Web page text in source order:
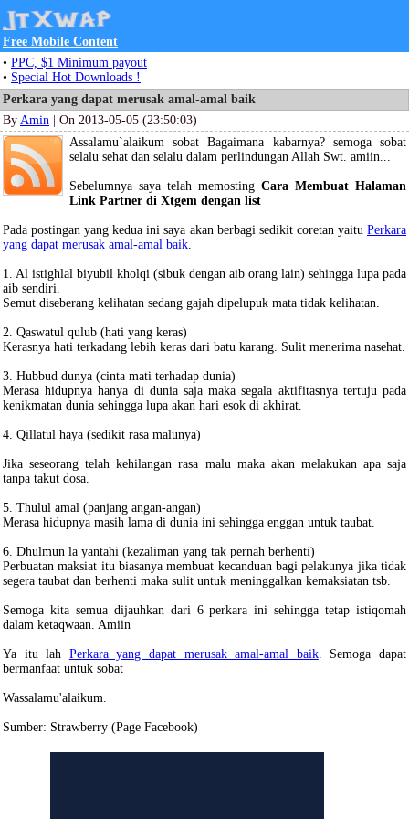
Free Mobile Content
• PPC, $1 Minimum payout
• Special Hot Downloads !
Perkara yang dapat merusak amal-amal baik
By Amin | On 2013-05-05 (23:50:03)
Assalamu`alaikum sobat Bagaimana kabarnya? semoga sobat
selalu sehat dan selalu dalam perlindungan Allah Swt. amiin...
Sebelumnya saya telah memosting Cara Membuat Halaman
Link Partner di Xtgem dengan list
Pada postingan yang kedua ini saya akan berbagi sedikit coretan yaitu Perkara
yang dapat merusak amal-amal baik.
1. Al istighlal biyubil kholqi (sibuk dengan aib orang lain) sehingga lupa pada
aib sendiri.
Semut diseberang kelihatan sedang gajah dipelupuk mata tidak kelihatan.
2. Qaswatul qulub (hati yang keras)
Kerasnya hati terkadang lebih keras dari batu karang. Sulit menerima nasehat.
3. Hubbud dunya (cinta mati terhadap dunia)
Merasa hidupnya hanya di dunia saja maka segala aktifitasnya tertuju pada
kenikmatan dunia sehingga lupa akan hari esok di akhirat.
4. Qillatul haya (sedikit rasa malunya)
Jika seseorang telah kehilangan rasa malu maka akan melakukan apa saja
tanpa takut dosa.
5. Thulul amal (panjang angan-angan)
Merasa hidupnya masih lama di dunia ini sehingga enggan untuk taubat.
6. Dhulmun la yantahi (kezaliman yang tak pernah berhenti)
Perbuatan maksiat itu biasanya membuat kecanduan bagi pelakunya jika tidak
segera taubat dan berhenti maka sulit untuk meninggalkan kemaksiatan tsb.
Semoga kita semua dijauhkan dari 6 perkara ini sehingga tetap istiqomah
dalam ketaqwaan. Amiin
Ya itu lah Perkara yang dapat merusak amal-amal baik. Semoga dapat
bermanfaat untuk sobat
Wassalamu'alaikum.
Sumber: Strawberry (Page Facebook)